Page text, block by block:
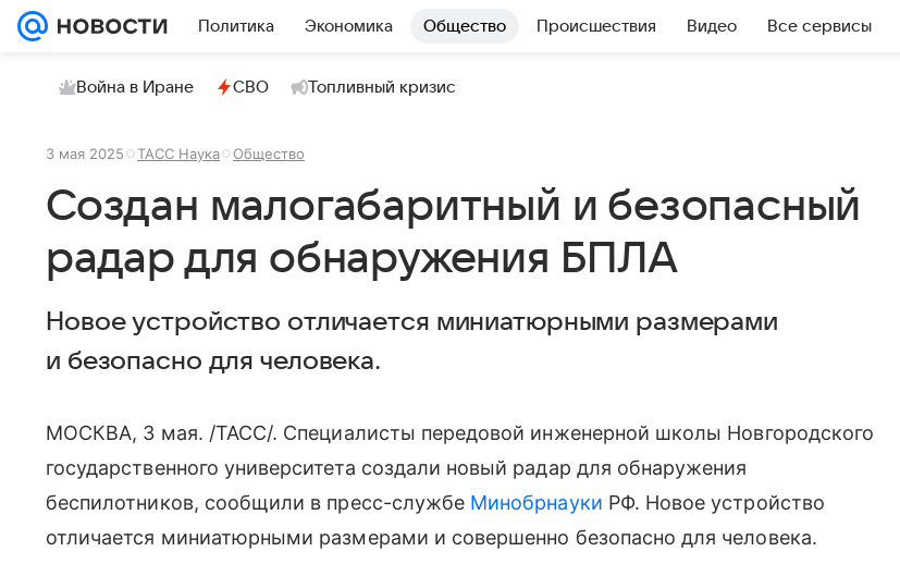
Политика Экономика Общество Происшествия Видео Все сервисы
Война в Иране СВО Топливный кризис
3 мая 2025 ТАСС Наука Общество
Создан малогабаритный и безопасный
радар для обнаружения БПЛА
Новое устройство отличается миниатюрными размерами
и безопасно для человека.
МОСКВА, 3 мая. /ТАСС/. Специалисты передовой инженерной школы Новгородского
государственного университета создали новый радар для обнаружения
беспилотников, сообщили в пресс-службе Минобрнауки РФ. Новое устройство
отличается миниатюрными размерами и совершенно безопасно для человека.